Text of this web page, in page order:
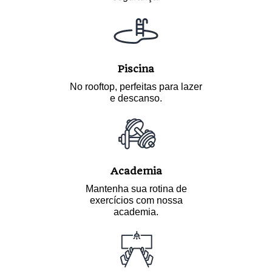
Piscina
No rooftop, perfeitas para lazer
e descanso.
Academia
Mantenha sua rotina de
exercícios com nossa
academia.